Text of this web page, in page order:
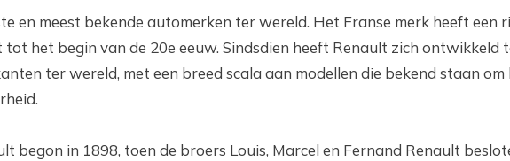
en meest bekende automerken ter wereld. Het Franse merk heeft een
het begin van de 20e eeuw. Sindsdien heeft Renault zich ontwikkeld
ter wereld, met een breed scala aan modellen die bekend staan om
begon in 1898, toen de broers Louis, Marcel en Fernand Renault